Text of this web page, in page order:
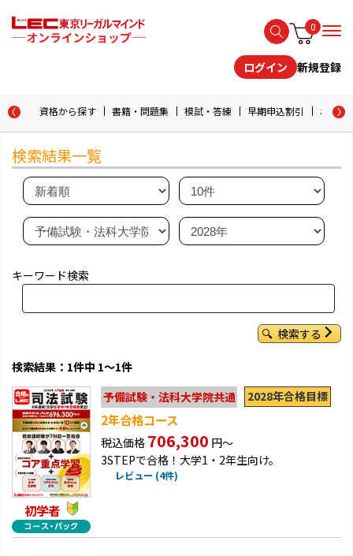
0
ログイン 新規登録
資格から探す 書籍・問題集 模試・答練 早期申込割引 おため
検索結果一覧
キーワード検索
検索する
検索結果：1件中 1～1件
初学者
予備試験・法科大学院共通 2028年合格目標
2年合格コース
税込価格 706,300 円～
3STEPで合格！大学1・2年生向け。
レビュー (4件)